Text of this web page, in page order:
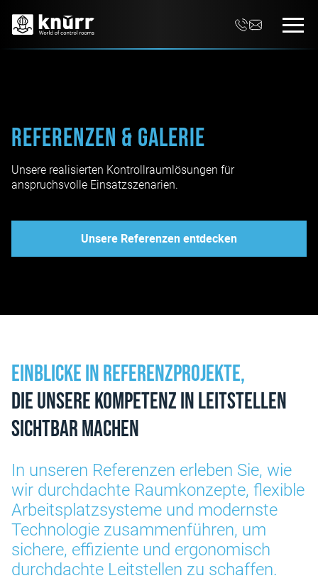
Referenzen & Galerie
Unsere realisierten Kontrollraumlösungen für
anspruchsvolle Einsatzszenarien.
Unsere Referenzen entdecken
Einblicke in Referenzprojekte,
die unsere Kompetenz in Leitstellen
sichtbar machen
In unseren Referenzen erleben Sie, wie
wir durchdachte Raumkonzepte, flexible
Arbeitsplatzsysteme und modernste
Technologie zusammenführen, um
sichere, effiziente und ergonomisch
durchdachte Leitstellen zu schaffen.